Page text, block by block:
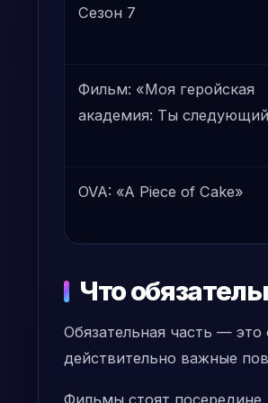
Сезон 7
Фильм: «Моя геройская
академия: Ты
OVA: «A Piece of Cake»
Что
Обязательная часть —
действительно важные
Фильмы стоят